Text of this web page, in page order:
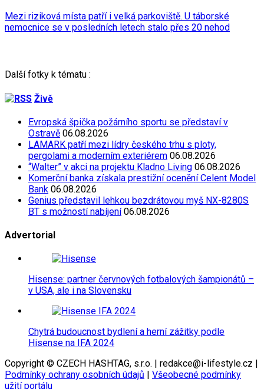
Mezi riziková místa patří i velká parkoviště. U táborské
nemocnice se v posledních letech stalo přes 20 nehod
Další fotky k tématu :
Živě
Evropská špička požárního sportu se představí v
Ostravě 06.08.2026
LAMARK patří mezi lídry českého trhu s ploty,
pergolami a moderním exteriérem 06.08.2026
“Walter” v akci na projektu Kladno Living 06.08.2026
Komerční banka získala prestižní ocenění Celent Model
Bank 06.08.2026
Genius představil lehkou bezdrátovou myš NX-8280S
BT s možností nabíjení 06.08.2026
Advertorial
Hisense: partner červnových fotbalových šampionátů –
v USA, ale i na Slovensku
Chytrá budoucnost bydlení a herní zážitky podle
Hisense na IFA 2024
Copyright © CZECH HASHTAG, s.r.o. | redakce@i-lifestyle.cz |
Podmínky ochrany osobních údajů
Všeobecné podmínky
užití portálu